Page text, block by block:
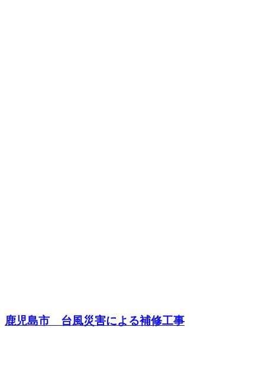
鹿児島市 台風災害による補修工事